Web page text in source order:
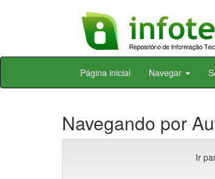
Skip
Página inicial Navegar
Navegando por
Ir